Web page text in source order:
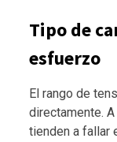
Tipo de
esfuerzo
El rango de
directamente.
tienden a fallar